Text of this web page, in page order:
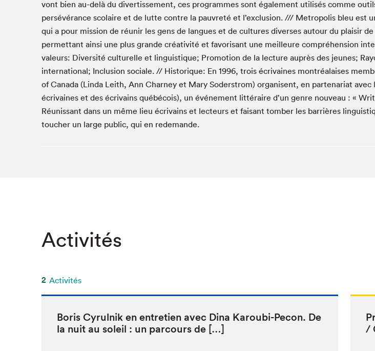
Studio Radio-Canada
Club de lecture Braindate
Matinées scolaires
Communication-Jeunesse
Les matins Petits bonheurs (0-5 ans)
Le Salon dans ta classe
Espace Lis-moi MTL (12-18 ans)
La Maison des libraires
Le grand jeu de lecture à voix haute du Salon
Liseur Public
Espace Montréal-Nord
Vitrine du Festival littéraire
bleu
Tapis rouge des écrivain·e·s
La lecture en cadeau
Zone Manga
SLM 2020
vont bien au-delà du divertissement, ces programmes sont également utilisés comme
persévérance scolaire et de lutte contre la pauvreté et l’exclusion. /// Metropolis bleu est
qui a pour mission de réunir les gens de langues et de cultures diverses autour du plaisir
permettant ainsi une plus grande créativité et favorisant une meilleure compréhension
valeurs: Diversité culturelle et linguistique; Promotion de la lecture auprès des jeunes;
international; Inclusion sociale. // Historique: En 1996, trois écrivaines montréalaises
of Canada (Linda Leith, Ann Charney et Mary Soderstrom) organisent, en partenariat avec
écrivaines et des écrivains québécois), un événement littéraire d’un genre nouveau : «
Réunissant dans un même lieu écrivains et lecteurs et faisant tomber les barrières
toucher un large public, qui en redemande.
Activités
2 Activités
Boris Cyrul­nik en entre­tien avec Dina Karoubi-Pecon. De
la nuit au soleil : un par­cours de […]
/